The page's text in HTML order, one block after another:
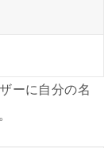
ーに自分の名